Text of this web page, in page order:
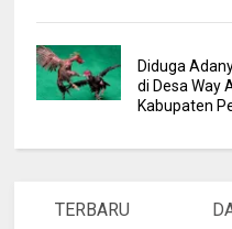
Diduga
di Desa Way
Kabupaten
TERBARU